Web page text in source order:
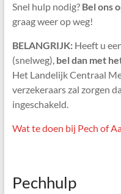
Snel hulp nodig? Bel ons
graag weer op weg!
BELANGRIJK: Heeft u
(snelweg), bel dan met
Het Landelijk Centraal
verzekeraars zal zorgen
ingeschakeld.
Wat te doen bij Pech of
Pechhulp